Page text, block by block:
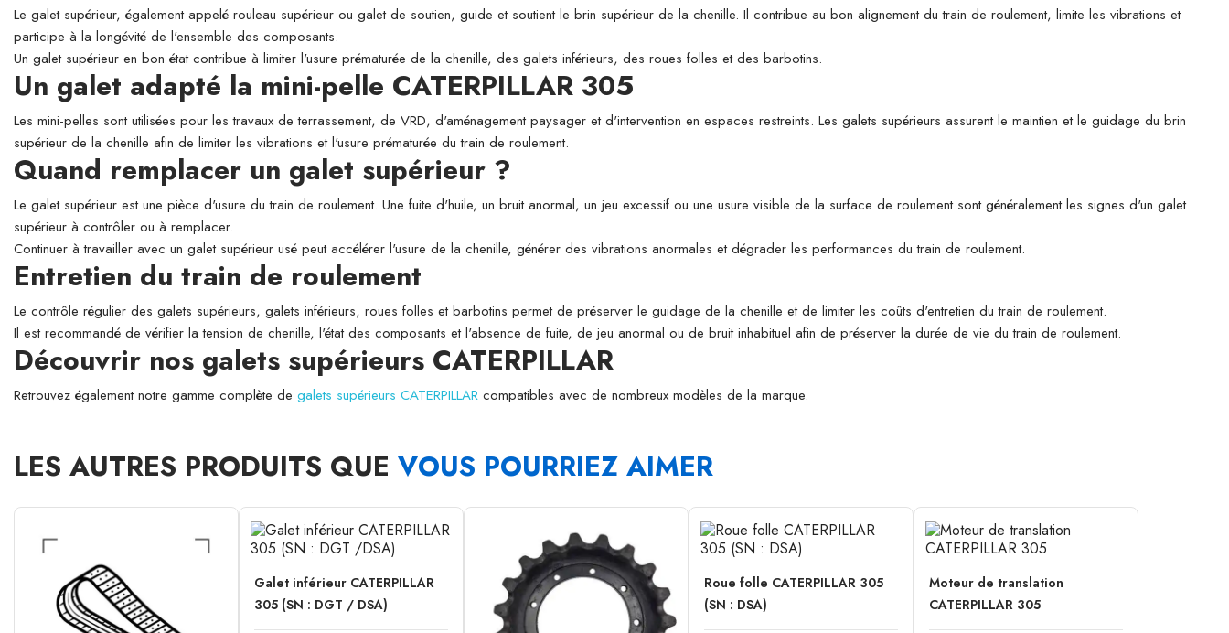
Le galet supérieur, également appelé rouleau supérieur ou galet de soutien, guide et soutient le brin supérieur de la chenille. Il contribue au bon alignement du train de roulement, limite les vibrations et
participe à la longévité de l'ensemble des composants.
Un galet supérieur en bon état contribue à limiter l'usure prématurée de la chenille, des galets inférieurs, des roues folles et des barbotins.
Un galet adapté la mini-pelle CATERPILLAR 305
Les mini-pelles sont utilisées pour les travaux de terrassement, de VRD, d'aménagement paysager et d'intervention en espaces restreints. Les galets supérieurs assurent le maintien et le guidage du brin
supérieur de la chenille afin de limiter les vibrations et l'usure prématurée du train de roulement.
Quand remplacer un galet supérieur ?
Le galet supérieur est une pièce d'usure du train de roulement. Une fuite d'huile, un bruit anormal, un jeu excessif ou une usure visible de la surface de roulement sont généralement les signes d'un galet
supérieur à contrôler ou à remplacer.
Continuer à travailler avec un galet supérieur usé peut accélérer l'usure de la chenille, générer des vibrations anormales et dégrader les performances du train de roulement.
Entretien du train de roulement
Le contrôle régulier des galets supérieurs, galets inférieurs, roues folles et barbotins permet de préserver le guidage de la chenille et de limiter les coûts d'entretien du train de roulement.
Il est recommandé de vérifier la tension de chenille, l'état des composants et l'absence de fuite, de jeu anormal ou de bruit inhabituel afin de préserver la durée de vie du train de roulement.
Découvrir nos galets supérieurs CATERPILLAR
Retrouvez également notre gamme complète de galets supérieurs CATERPILLAR compatibles avec de nombreux modèles de la marque.
LES AUTRES PRODUITS QUE VOUS POURRIEZ AIMER
Galet inférieur CATERPILLAR
305 (SN : DGT / DSA)
Roue folle CATERPILLAR 305
(SN : DSA)
Moteur de translation
CATERPILLAR 305